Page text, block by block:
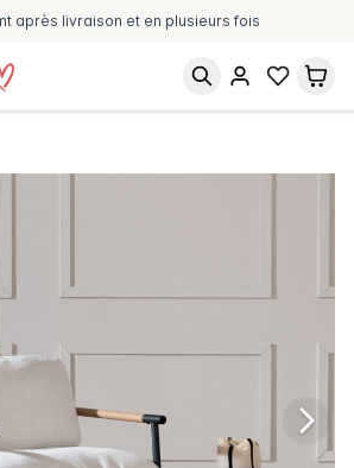
après livraison et en plusieurs fois